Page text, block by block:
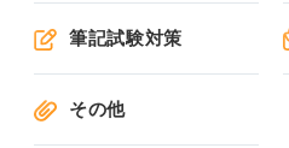
筆記試験対策
その他